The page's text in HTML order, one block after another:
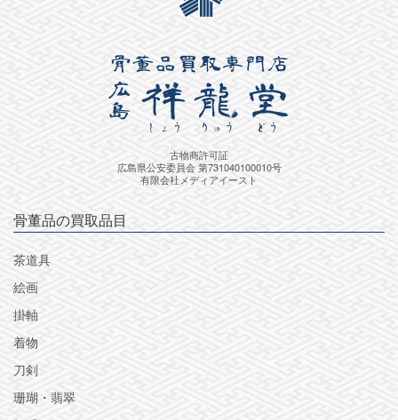
古物商許可証
広島県公安委員会 第731040100010号
有限会社メディアイースト
骨董品の買取品目
茶道具
絵画
掛軸
着物
刀剣
珊瑚・翡翠